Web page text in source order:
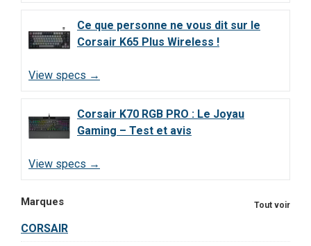
Ce que personne ne vous dit sur le
Corsair K65 Plus Wireless !
View specs →
Corsair K70 RGB PRO : Le Joyau
Gaming – Test et avis
View specs →
Marques Tout voir
CORSAIR